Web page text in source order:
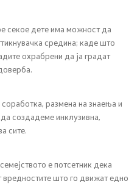
осигурување
областа на пензиското
и инвалидското
секое дете има можност да
средина; каде што
охрабрени да ја градат
размена на знаења и
создадеме инклузивна,
сите.
е потсетник дека
вредностите што го движат едно